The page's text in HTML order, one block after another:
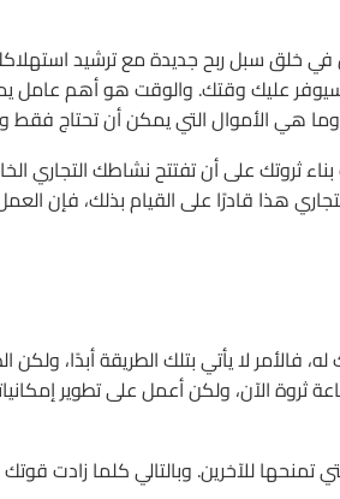
في خلق سبل ربح جديدة مع ترشيد
سيوفر عليك وقتك. والوقت هو أهم عامل
هي الأموال التي يمكن أن تحتاج فقط
بناء ثروتك على أن تفتتح نشاطك
هذا قادرًا على القيام بذلك، فإن
فالأمر لا يأتي بتلك الطريقة أبدًا،
ثروة الآن، ولكن أعمل على تطوير
للآخرين. وبالتالي كلما زادت